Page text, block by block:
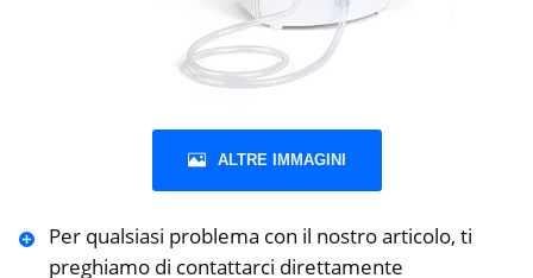
ALTRE IMMAGINI
Per qualsiasi problema con il nostro articolo, ti
preghiamo di contattarci direttamente